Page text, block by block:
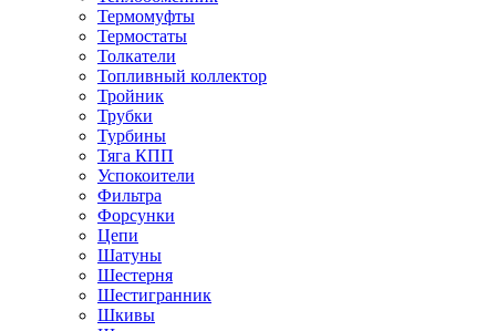
Термомуфты
Термостаты
Толкатели
Топливный коллектор
Тройник
Трубки
Турбины
Тяга КПП
Успокоители
Фильтра
Форсунки
Цепи
Шатуны
Шестерня
Шестигранник
Шкивы